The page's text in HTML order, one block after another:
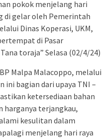
pokok menjelang hari
di gelar oleh Pemerintah
Dinas Koperasi, UKM,
di Pasar
toraja” Selasa (02/4/24)
Malpa Malacoppo, melalui
ini bagian dari upaya TNI –
ketersediaan bahan
harganya terjangkau,
kesulitan dalam
menjelang hari raya